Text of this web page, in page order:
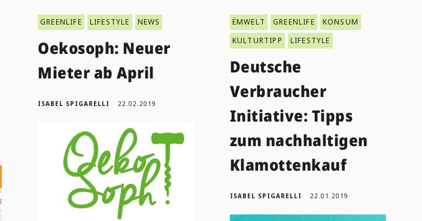
GREENLIFE LIFESTYLE NEWS
Oekosoph: Neuer
Mieter ab April
ISABEL SPIGARELLI 22.02.2019
ËMWELT GREENLIFE
KONSUM
KULTURTIPP
LIFESTYLE
Deutsche
Verbraucher
Initiative: Tipps
zum nachhaltigen
Klamottenkauf
ISABEL SPIGARELLI 22.01.2019